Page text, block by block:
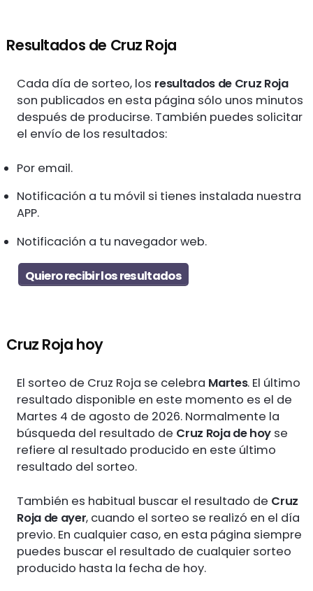
Resultados de Cruz Roja
Cada día de sorteo, los resultados de Cruz Roja
son publicados en esta página sólo unos minutos
después de producirse. También puedes solicitar
el envío de los resultados:
Por email.
Notificación a tu móvil si tienes instalada nuestra
APP.
Notificación a tu navegador web.
Quiero recibir los resultados
Cruz Roja hoy
El sorteo de Cruz Roja se celebra Martes. El último
resultado disponible en este momento es el de
Martes 4 de agosto de 2026. Normalmente la
búsqueda del resultado de Cruz Roja de hoy se
refiere al resultado producido en este último
resultado del sorteo.
También es habitual buscar el resultado de Cruz
Roja de ayer, cuando el sorteo se realizó en el día
previo. En cualquier caso, en esta página siempre
puedes buscar el resultado de cualquier sorteo
producido hasta la fecha de hoy.